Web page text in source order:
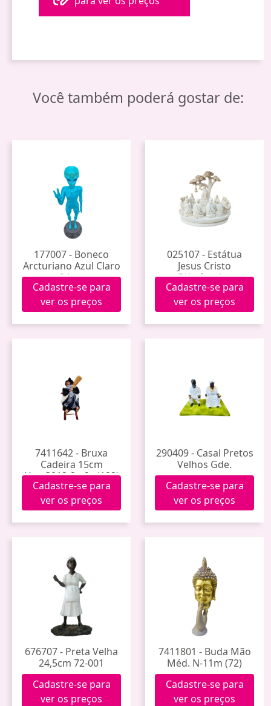
Você também poderá gostar de:
177007 - Boneco
Arcturiano Azul Claro
34cm
Cadastre-se para
ver os preços
025107 - Estátua
Jesus Cristo
C/Apóstolos
Apw2136
Cadastre-se para
ver os preços
7411642 - Bruxa
Cadeira 15cm
Hwp3012-2a-2c (192)
Cadastre-se para
ver os preços
290409 - Casal Pretos
Velhos Gde.
Cadastre-se para
ver os preços
676707 - Preta Velha
24,5cm 72-001
Cadastre-se para
ver os preços
7411801 - Buda Mão
Méd. N-11m (72)
Cadastre-se para
ver os preços